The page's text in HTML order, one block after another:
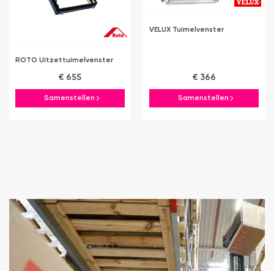
ROTO Uitzettuimelvenster
€ 655
Samenstellen
VELUX Tuimelvenster
€ 366
Samenstellen